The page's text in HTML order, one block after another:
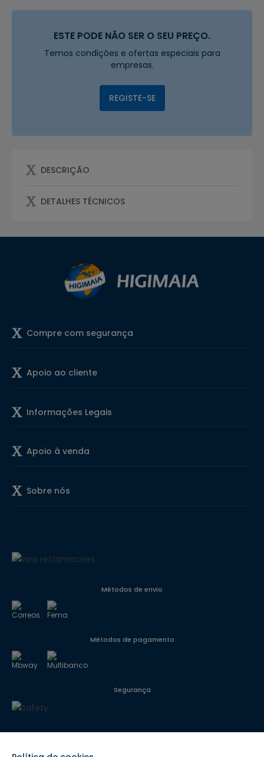
ESTE PODE NÃO SER O SEU PREÇO.
Temos condições e ofertas especiais para
empresas.
REGISTE-SE
DESCRIÇÃO
DETALHES TÉCNICOS
Compre com segurança
Apoio ao cliente
Informações Legais
Apoio à venda
Sobre nós
Métodos de envio
Métodos de pagamento
Segurança
Siga-nos